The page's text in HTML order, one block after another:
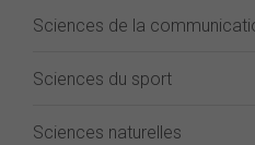
Sciences de la
Sciences du sport
Sciences naturelles